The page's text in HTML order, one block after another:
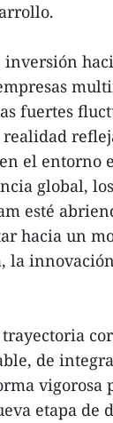
inversión
fuertes
el entorno
global,
esté
hacia un
la
de
vigorosa
etapa de